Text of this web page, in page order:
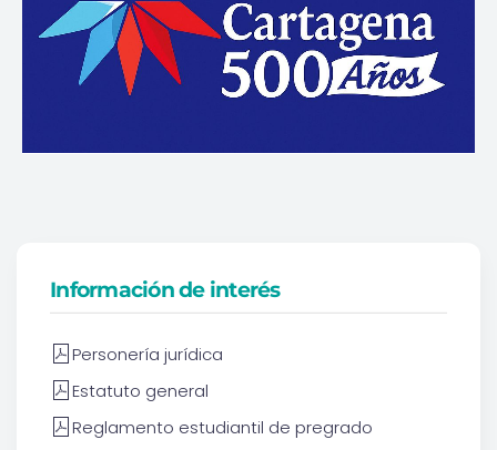
Más información
Información de interés
Personería jurídica
Estatuto general
Reglamento estudiantil de pregrado